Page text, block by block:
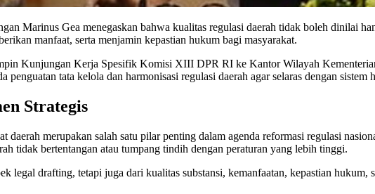
Marinus Gea menegaskan bahwa kualitas regulasi daerah tidak boleh dinilai
manfaat, serta menjamin kepastian hukum bagi masyarakat.
Kunjungan Kerja Spesifik Komisi XIII DPR RI ke Kantor Wilayah
penguatan tata kelola dan harmonisasi regulasi daerah agar selaras dengan sistem
Strategis
merupakan salah satu pilar penting dalam agenda reformasi regulasi
tidak bertentangan atau tumpang tindih dengan peraturan yang lebih tinggi.
legal drafting, tetapi juga dari kualitas substansi, kemanfaatan, kepastian